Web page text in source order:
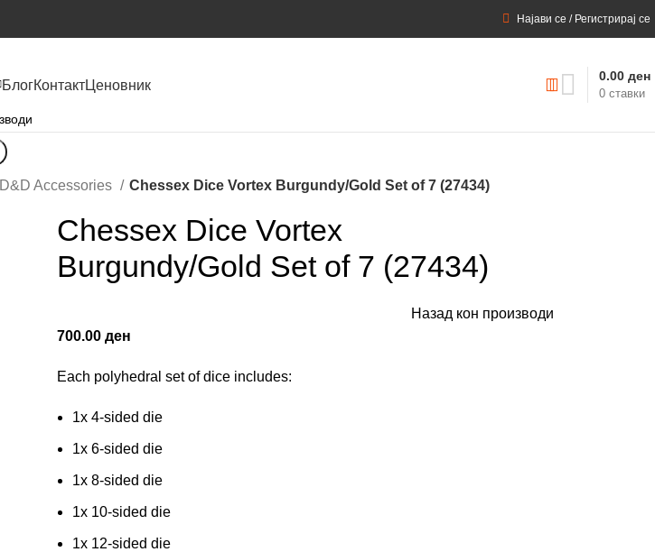
Најави се / Регистрирај се
БлогКонтактЦеновник
0 ставки
0.00 ден
D&D Accessories Chessex Dice Vortex Burgundy/Gold Set of 7 (27434)
Chessex Dice Vortex
Burgundy/Gold Set of 7 (27434)
Назад кон производи
700.00 ден
Each polyhedral set of dice includes:
1x 4-sided die
1x 6-sided die
1x 8-sided die
1x 10-sided die
1x 12-sided die